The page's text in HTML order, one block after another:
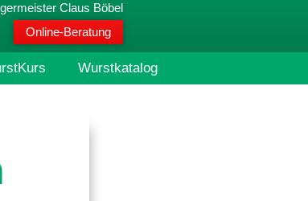
Claus Böbel
Online-Beratung
Wurstkatalog